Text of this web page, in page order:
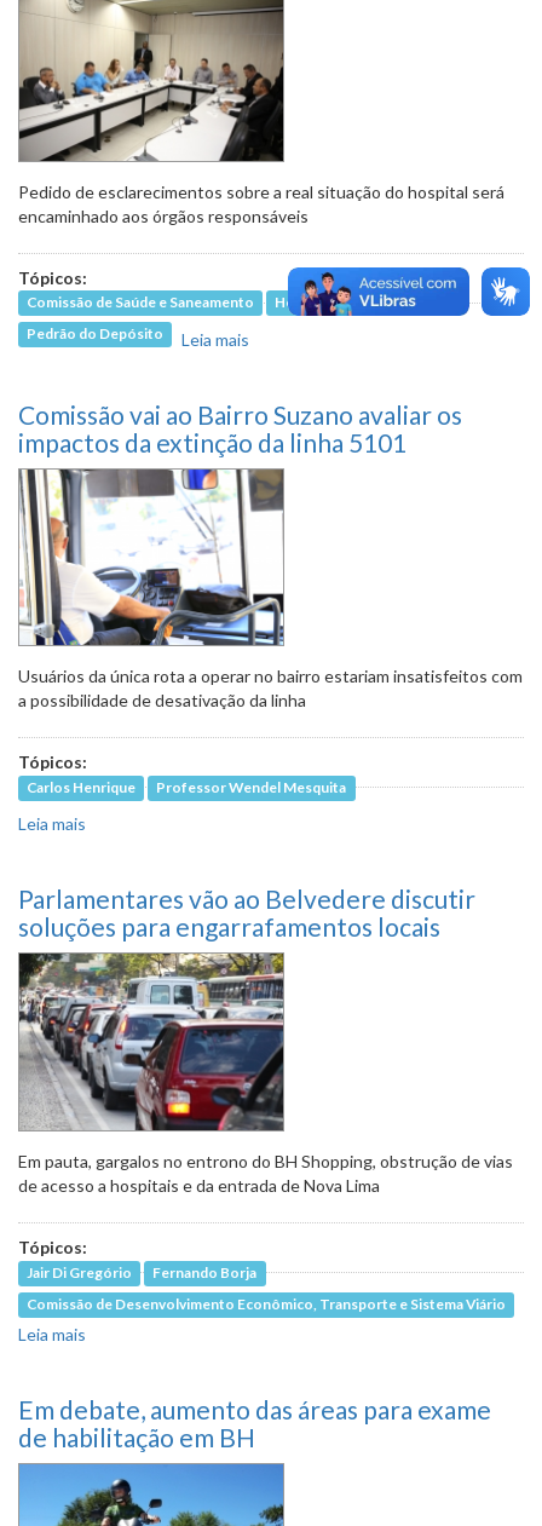
Pedido de esclarecimentos sobre a real situação do hospital será
encaminhado aos órgãos responsáveis
Tópicos:
Comissão de Saúde e Saneamento
Hélio da Farmácia
Pedrão do Depósito
Leia mais
Comissão vai ao Bairro Suzano avaliar os
impactos da extinção da linha 5101
Usuários da única rota a operar no bairro estariam insatisfeitos com
a possibilidade de desativação da linha
Tópicos:
Carlos Henrique Professor Wendel Mesquita
Leia mais
Parlamentares vão ao Belvedere discutir
soluções para engarrafamentos locais
Em pauta, gargalos no entrono do BH Shopping, obstrução de vias
de acesso a hospitais e da entrada de Nova Lima
Tópicos:
Jair Di Gregório
Fernando Borja
Comissão de Desenvolvimento Econômico, Transporte e Sistema Viário
Leia mais
Em debate, aumento das áreas para exame
de habilitação em BH